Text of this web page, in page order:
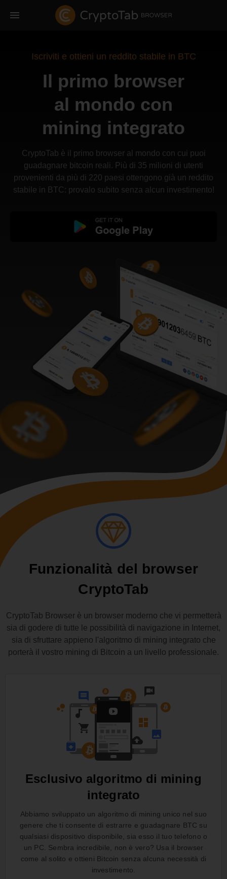
Iscriviti e ottieni un reddito stabile in BTC
Il primo browser
al mondo con
mining integrato
CryptoTab è il primo browser al mondo con cui puoi
guadagnare bitcoin reali. Più di 35 milioni di utenti
provenienti da più di 220 paesi ottengono già un reddito
stabile in BTC: provalo subito senza alcun investimento!
Funzionalità del browser
CryptoTab
CryptoTab Browser è un browser moderno che vi permetterà
sia di godere di tutte le possibilità di navigazione in Internet,
sia di sfruttare appieno l'algoritmo di mining integrato che
porterà il vostro mining di Bitcoin a un livello professionale.
Esclusivo algoritmo di mining
integrato
Abbiamo sviluppato un algoritmo di mining unico nel suo
genere che ti consente di estrarre e guadagnare BTC su
qualsiasi dispositivo disponibile, sia esso il tuo telefono o
un PC. Sembra incredibile, non è vero? Usa il browser
come al solito e ottieni Bitcoin senza alcuna necessità di
investimento.